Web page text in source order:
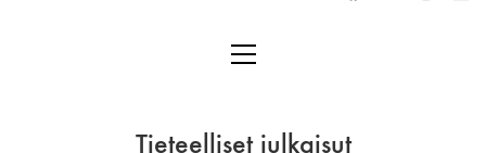
Tieteelliset julkaisut